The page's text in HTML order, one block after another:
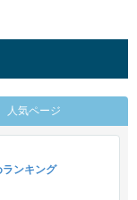
人気ページ
ンキング